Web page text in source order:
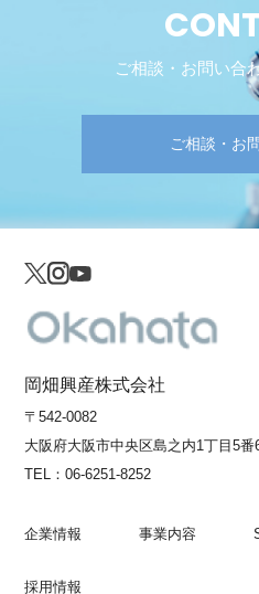
ご相談・お問い合
ご相談・お
岡畑興産株式会社
〒542-0082
大阪府大阪市中央区島之内1丁目5番
TEL：06-6251-8252
企業情報 事業内容
採用情報